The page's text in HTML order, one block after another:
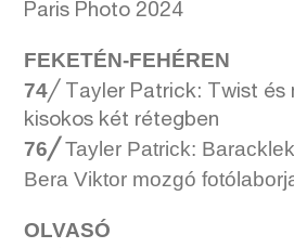
Paris Photo 2024
FEKETÉN-FEHÉREN
74╱
Tayler Patrick: Twist és
kisokos két rétegben
76╱Tayler Patrick:
Bera Viktor mozgó
OLVASÓ